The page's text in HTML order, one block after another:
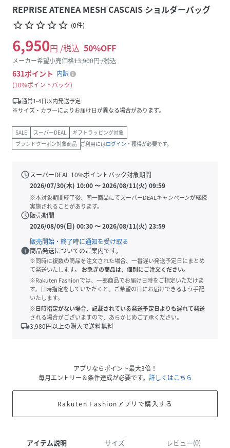
REPRISE ATENEA MESH CASCAIS ショルダーバッグ
star_borderstar_borderstar_borderstar_borderstar_border (0件)
6,950円 /税込 50%OFF
メーカー希望小売価格13,900円 /税込
631ポイント 内訳
10%ポイントバック
local_shipping通常1-4日以内発送予定
※サイズ・カラーによりお届け日が異なる場合があります。
SALE スーパーDEAL
ギフトラッピング対象
ブランドクーポン対象商品 ご利用にはログイン ・獲得が必要です。
scheduleスーパーDEAL 10%ポイントバック対象期間
2026/07/30(木) 10:00〜2026/08/11(火) 09:59
※本対象期間終了後、同一商品にてスーパーDEALキャンペーンが継続
実施されることがあります。
schedule販売期間
2026/08/09(日) 00:30〜2026/08/11(火) 23:59
販売開始・終了時に通知を受け取る
info商品発送についてのご案内です。
※同時に複数の商品を注文された場合、一番遅い発送予定日にまとめ
て発送いたします。
お急ぎの商品は、個別にご注文ください。
※Rakuten Fashionでは、一部商品でお届け日時をご指定いただけま
す。日時指定をしていただくと、ご希望の日にお届けできるよう手配
いたします。
※日時指定がない場合、記載されている発送予定日よりも遅れて発送
される場合がございますので、あらかじめご了承ください。
local_shipping3,980円以上の購入で送料無料
アプリならポイント最大3倍！
毎月エントリー＆条件達成が必要です。 詳しくはこちら
Rakuten Fashionアプリで購入する
アイテム説明 サイズ レビュー(0)